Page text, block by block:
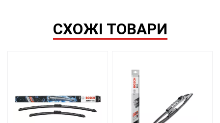
СХОЖІ ТОВАРИ